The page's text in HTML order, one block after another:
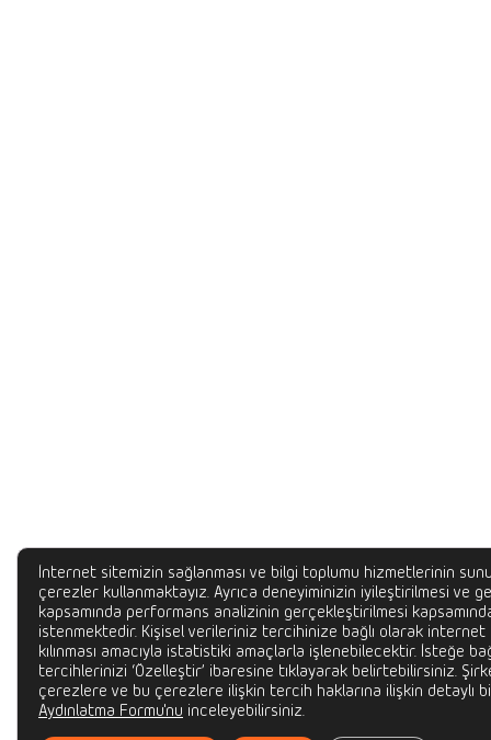
İnternet sitemizin sağlanması ve bilgi toplumu hizmetlerinin
çerezler kullanmaktayız. Ayrıca deneyiminizin iyileştirilmesi ve
kapsamında performans analizinin gerçekleştirilmesi
istenmektedir. Kişisel verileriniz tercihinize bağlı olarak internet
kılınması amacıyla istatistiki amaçlarla işlenebilecektir. İsteğe
tercihlerinizi ‘Özelleştir’ ibaresine tıklayarak belirtebilirsiniz.
çerezlere ve bu çerezlere ilişkin tercih haklarına ilişkin detaylı
Aydınlatma Formu'nu inceleyebilirsiniz.